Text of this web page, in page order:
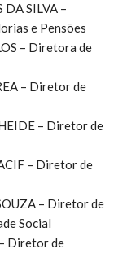
DA SILVA –
e Pensões
– Diretora de
– Diretor de
– Diretor de
– Diretor de
– Diretor de
Social
Diretor de